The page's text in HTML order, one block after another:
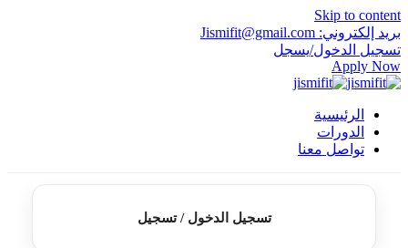
Skip to content
بريد إلكتروني: Jismifit@gmail.com
تسجيل الدخول/يسجل
Apply Now
الرئيسية
الدورات
تواصل معنا
تسجيل الدخول / تسجيل